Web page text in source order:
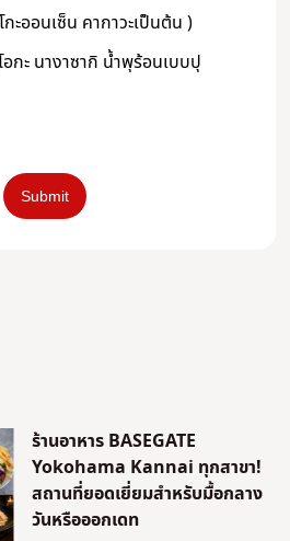
ะออนเซ็น คากาวะเป็นต้น )
กะ นางาซากิ น้ำพุร้อนเบบปุ
ร้านอาหาร BASEGATE
Yokohama Kannai ทุกสาขา!
สถานที่ยอดเยี่ยมสำหรับมื้อกลาง
วันหรือออกเดท